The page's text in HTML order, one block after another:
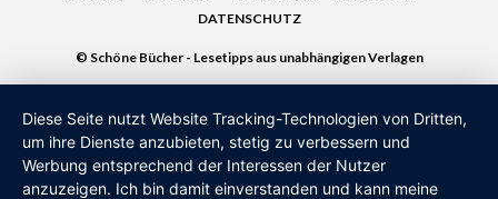
DATENSCHUTZ
© Schöne Bücher - Lesetipps aus unabhängigen Verlagen
Diese Seite nutzt Website Tracking-Technologien von Dritten,
um ihre Dienste anzubieten, stetig zu verbessern und
Werbung entsprechend der Interessen der Nutzer
anzuzeigen. Ich bin damit einverstanden und kann meine